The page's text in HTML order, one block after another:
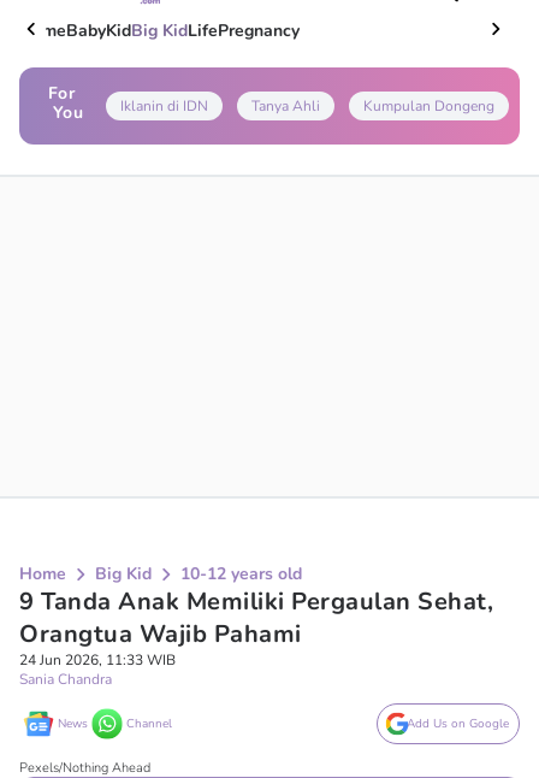
HomeBabyKidBig KidLifePregnancy
For
You
Iklanin di IDN Tanya Ahli Kumpulan Dongeng
Home Big Kid 10-12 years old
9 Tanda Anak Memiliki Pergaulan Sehat,
Orangtua Wajib Pahami
24 Jun 2026, 11:33 WIB
Sania Chandra
News Channel Add Us on Google
Pexels/Nothing Ahead